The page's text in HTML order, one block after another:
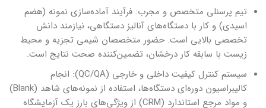
تیم پرسنلی متخصص و مجرب: فرآیند آماده‌سازی نمونه (هضم
اسیدی) و کار با دستگاه‌های آنالیز دستگاهی، نیازمند دانش
تخصصی بالایی است. حضور متخصصان شیمی تجزیه و محیط
زیست با سابقه کار درخشان، تضمین‌کننده صحت نتایج است.
سیستم کنترل کیفیت داخلی و خارجی (QC/QA): انجام
کالیبراسیون دوره‌ای دستگاه‌ها، استفاده از نمونه‌های شاهد (Blank)
و مواد مرجع استاندارد (CRM) از ویژگی‌های بارز یک آزمایشگاه